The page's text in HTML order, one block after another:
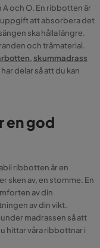
och O. En ribbotten är
att absorbera det
ska hålla längre.
och trämaterial.
,skummadrass
har delar så att du kan
en god
ribbotten är en
sken av, en stomme. En
av din
av din vikt.
madrassen så att
hittar våra ribbottnar i